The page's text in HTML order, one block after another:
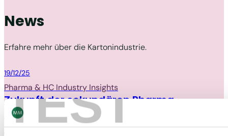
TEST
News
Erfahre mehr über die Kartonindustrie.
Packaging
19/12/25
Pharma & HC Industry Insights
Zukunft der sekundären Pharma-
Verpackungen in den USA: Einblicke von
Russell Hill